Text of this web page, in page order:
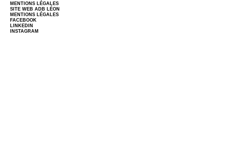
MENTIONS LÉGALES
SITE WEBADB LÉON
MENTIONS LÉGALES
FACEBOOK
LINKEDIN
INSTAGRAM